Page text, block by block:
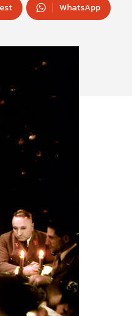
WhatsApp